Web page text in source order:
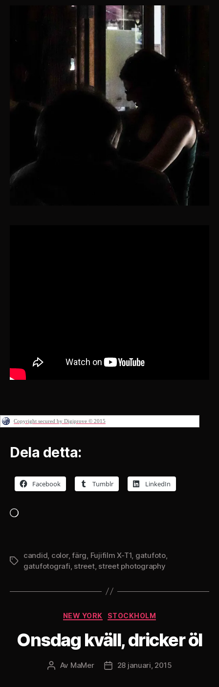
Copyright secured by Digiprove © 2015
Dela detta:
Facebook Tumblr LinkedIn
Etiketter
candid color,färg Fujifilm X-T1 gatufoto,
gatufotografi street, street photography
Kategorier
NEW YORK STOCKHOLM
Onsdag kväll, dricker öl
Inläggsförfattare
Av MaMer Inläggsdatum
28 januari, 2015